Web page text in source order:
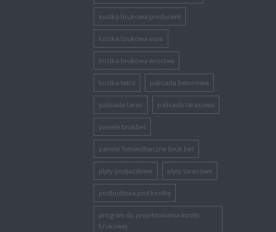
kostka brukowa producent
kostka brukowa visio
kostka brukowa wrocław
kostka tetra palisada betonowa
palisada taras palisada tarasowa
panele brukbet
panele fotowoltaiczne bruk bet
plyty podjazdowe plyty tarasowe
podbudowa pod kostkę
program do projektowania kostki
brukowej